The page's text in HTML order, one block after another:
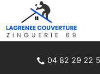
04 82 29 22
06 06 79